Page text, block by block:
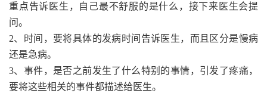
重点告诉医生，自己最不舒服的是什么，接下来医生会提
问。
2、时间，要将具体的发病时间告诉医生，而且区分是慢病
还是急病。
3、事件，是否之前发生了什么特别的事情，引发了疼痛，
要将这些相关的事件都描述给医生。